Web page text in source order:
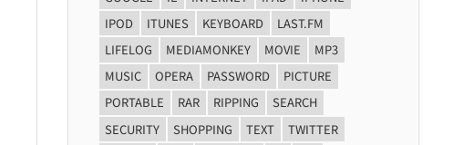
IPOD
ITUNES KEYBOARD
LAST.FM
LIFELOG
MEDIAMONKEY MOVIE
MP3
MUSIC
OPERA PASSWORD
PICTURE
PORTABLE
RAR RIPPING
SEARCH
SECURITY
SHOPPING TEXT
TWITTER